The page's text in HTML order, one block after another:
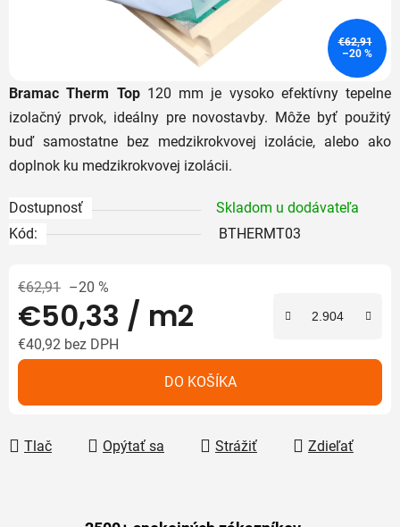
Bramac Therm Top120 mm je vysoko efektívny tepelne
izolačný prvok, ideálny pre novostavby. Môže byť použitý
buď samostatne bez medzikrokvovej izolácie, alebo ako
doplnok ku medzikrokvovej izolácii.
Dostupnosť
Skladom u dodávateľa
Kód:
BTHERMT03
€62,91 –20 %
€50,33 / m2
€40,92 bez DPH
DO KOŠÍKA
Tlač Opýtať sa Strážiť Zdieľať
€62,91
–20 %